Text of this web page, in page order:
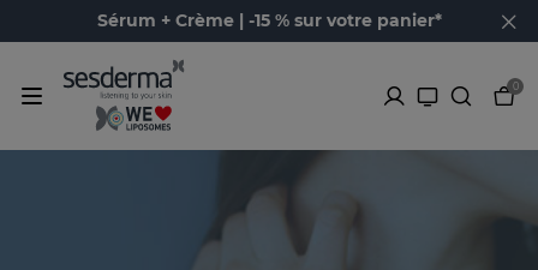
Sérum + Crème | -15 % sur votre panier*
0